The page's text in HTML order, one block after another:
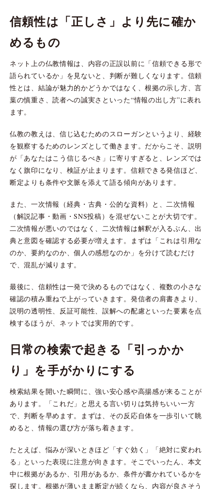
信頼性は「正しさ」より先に確か
めるもの
ネット上の仏教情報は、内容の正誤以前に「信頼できる形で
語られているか」を見ないと、判断が難しくなります。信頼
性とは、結論が魅力的かどうかではなく、根拠の示し方、言
葉の慎重さ、読者への誠実さといった“情報の出し方”に表れ
ます。
仏教の教えは、信じ込むためのスローガンというより、経験
を観察するためのレンズとして働きます。だからこそ、説明
が「あなたはこう信じるべき」に寄りすぎると、レンズでは
なく旗印になり、検証が止まります。信頼できる発信ほど、
断定よりも条件や文脈を添えて語る傾向があります。
また、一次情報（経典・古典・公的な資料）と、二次情報
（解説記事・動画・SNS投稿）を混ぜないことが大切です。
二次情報が悪いのではなく、二次情報は解釈が入るぶん、出
典と意図を確認する必要が増えます。まずは「これは引用な
のか、要約なのか、個人の感想なのか」を分けて読むだけ
で、混乱が減ります。
最後に、信頼性は一発で決めるものではなく、複数の小さな
確認の積み重ねで上がっていきます。発信者の肩書きより、
説明の透明性、反証可能性、誤解への配慮といった要素を点
検するほうが、ネットでは実用的です。
日常の検索で起きる「引っかか
り」を手がかりにする
検索結果を開いた瞬間に、強い安心感や高揚感が来ることが
あります。「これだ」と思える言い切りは気持ちいい一方
で、判断を早めます。まずは、その反応自体を一歩引いて眺
めると、情報の選び方が落ち着きます。
たとえば、悩みが深いときほど「すぐ効く」「絶対に変われ
る」といった表現に注意が向きます。そこでいったん、本文
中に根拠があるか、引用があるか、条件が書かれているかを
探します。根拠が薄いまま断定が続くなら、内容が良さそう